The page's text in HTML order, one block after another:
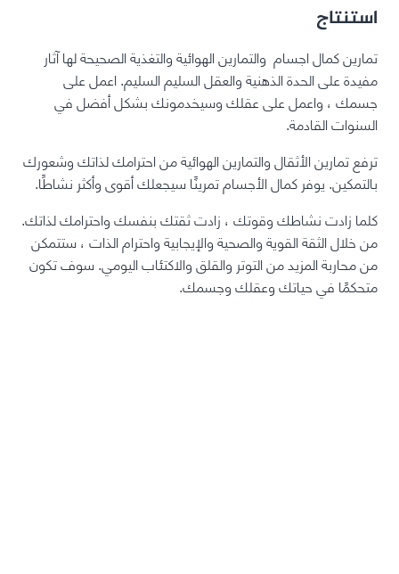
استنتاج
تمارين كمال اجسام والتمارين الهوائية والتغذية الصحيحة لها آثار
مفيدة على الحدة الذهنية والعقل السليم السليم. اعمل على
جسمك ، واعمل على عقلك وسيخدمونك بشكل أفضل في
السنوات القادمة.
ترفع تمارين الأثقال والتمارين الهوائية من احترامك لذاتك وشعورك
بالتمكين. يوفر كمال الأجسام تمرينًا سيجعلك أقوى وأكثر نشاطًا.
كلما زادت نشاطك وقوتك ، زادت ثقتك بنفسك واحترامك لذاتك.
من خلال الثقة القوية والصحية والإيجابية واحترام الذات ، ستتمكن
من محاربة المزيد من التوتر والقلق والاكتئاب اليومي. سوف تكون
متحكمًا في حياتك وعقلك وجسمك.